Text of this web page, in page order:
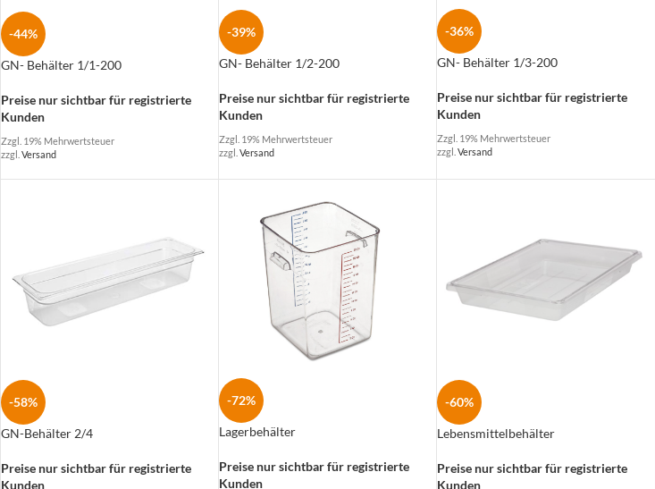
-44%
GN- Behälter 1/1-200
Preise nur sichtbar für registrierte
Kunden
Zzgl. 19% Mehrwertsteuer
zzgl. Versand
-39%
GN- Behälter 1/2-200
Preise nur sichtbar für registrierte
Kunden
Zzgl. 19% Mehrwertsteuer
zzgl.Versand
-36%
GN- Behälter 1/3-200
Preise nur sichtbar für registrierte
Kunden
Zzgl. 19% Mehrwertsteuer
zzgl.Versand
-58%
GN-Behälter 2/4
Preise nur sichtbar für registrierte
Kunden
-72%
Lagerbehälter
Preise nur sichtbar für registrierte
Kunden
-60%
Lebensmittelbehälter
Preise nur sichtbar für registrierte
Kunden